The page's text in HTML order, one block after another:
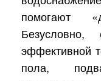
помогают
Безусловно,
эффективной
пола,